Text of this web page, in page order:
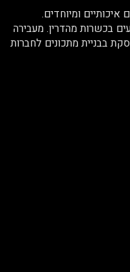
ומיוחדים.
בכשרות מהדרין. מעבירה
בבניית מתכונים לחברות